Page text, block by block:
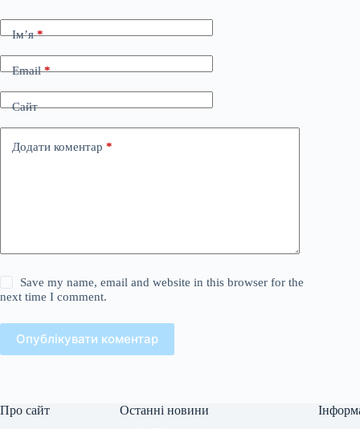
Ім’я*
Email*
Сайт
Додати коментар *
Save my name, email and website in this browser for the
next time I comment.
Опублікувати коментар
Про сайт Останні новини